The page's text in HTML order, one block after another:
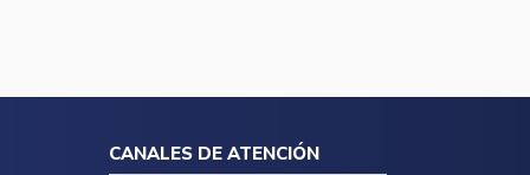
CANALES DE ATENCIÓN